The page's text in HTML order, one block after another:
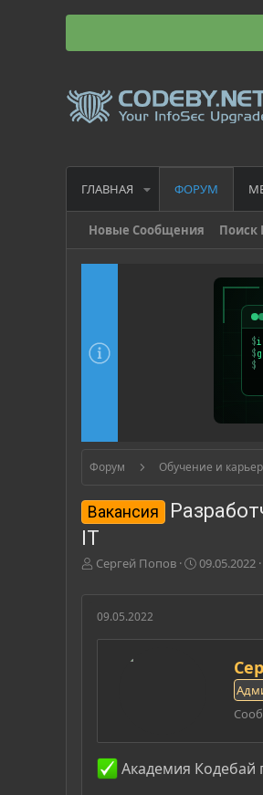
ГЛАВНАЯ ФОРУМ
Новые Сообщения Поиск
Форум Обучение и
Вакансия
IT
А
т
о
т
Сергей Попов
Д
т
а
09.05.2022
09.05.2022
А
в
т
о
Академия Кодебай